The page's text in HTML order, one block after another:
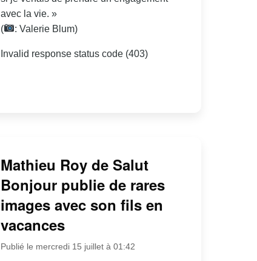
avec la vie. »
(
: Valerie Blum)
Invalid response status code (403)
Mathieu Roy de Salut
Bonjour publie de rares
images avec son fils en
vacances
Publié le mercredi 15 juillet à 01:42